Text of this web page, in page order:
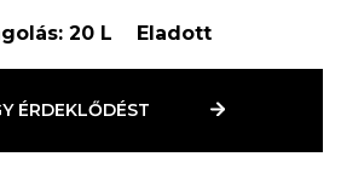
20 L Eladott
ÉRDEKLŐDÉST